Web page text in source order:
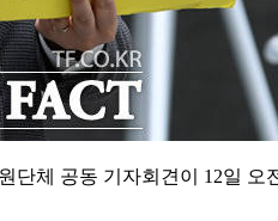
체 공동 기자회견이 12일